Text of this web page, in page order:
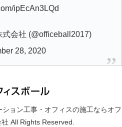
ipEcAn3LQd
会社 (@officeball2017)
28, 2020
ョン工事・オフィスの施工ならオフ
All Rights Reserved.